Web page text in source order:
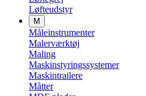
Løfteudstyr
M
Måleinstrumenter
Malerværktøj
Maling
Maskinstyringssystemer
Maskintrailere
Måtter